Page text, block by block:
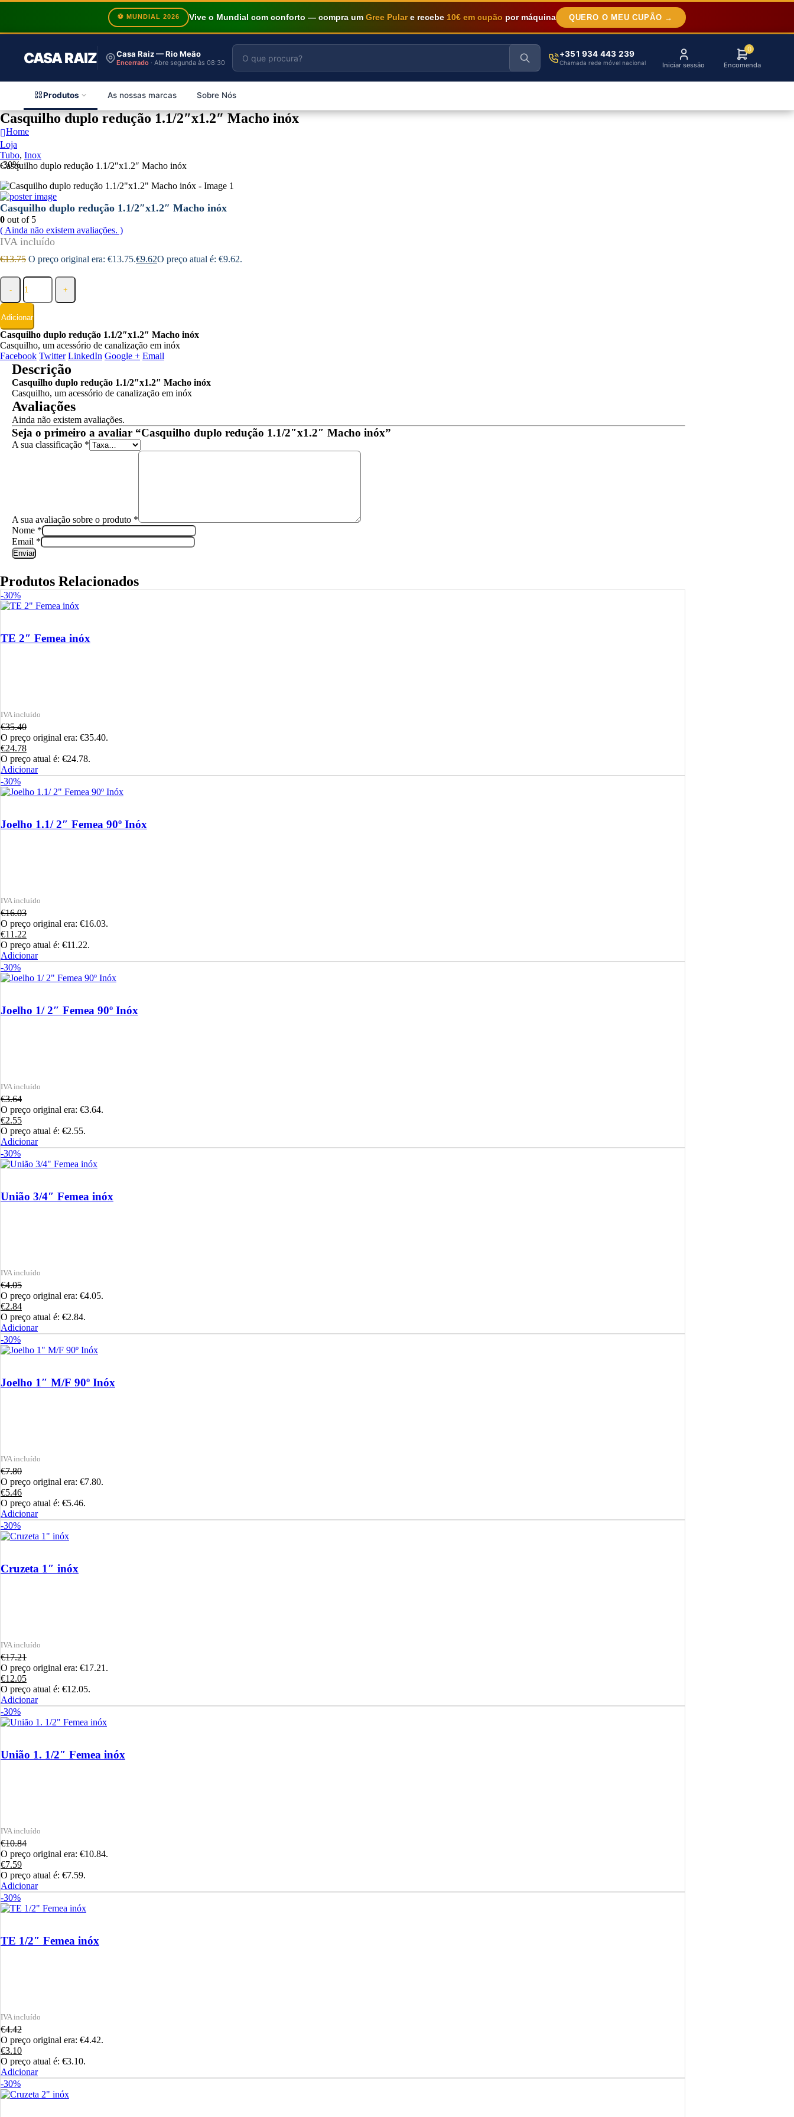
⚽ MUNDIAL 2026 Vive o Mundial com conforto — compra um Gree Pulare recebe 10€ em cupão por máquina QUERO O MEU CUPÃO →
CASA RAIZ Casa Raiz — Rio Meão
Encerrado · Abre segunda às 08:30
+351 934 443 239
Chamada rede móvel nacional Iniciar sessão
0
Encomenda
Produtos As nossas marcas Sobre Nós
Casquilho duplo redução 1.1/2″x1.2″ Macho inóx
Home
Loja
Tubo, Inox
Casquilho duplo redução 1.1/2″x1.2″ Macho inóx
-30%
Casquilho duplo redução 1.1/2″x1.2″ Macho inóx
0 out of 5
( Ainda não existem avaliações. )
€13.75 O preço original era: €13.75.€9.62O preço atual é: €9.62.
- +
Adicionar
Casquilho duplo redução 1.1/2″x1.2″ Macho inóx
Casquilho, um acessório de canalização em inóx
Facebook Twitter LinkedIn Google + Email
Descrição
Casquilho duplo redução 1.1/2″x1.2″ Macho inóx
Casquilho, um acessório de canalização em inóx
Avaliações
Ainda não existem avaliações.
Seja o primeiro a avaliar “Casquilho duplo redução 1.1/2″x1.2″ Macho inóx”
A sua classificação *
A sua avaliação sobre o produto *
Nome *
Email *
Produtos Relacionados
-30%
TE 2″ Femea inóx
€35.40
O preço original era: €35.40.
€24.78
O preço atual é: €24.78.
Adicionar
-30%
Joelho 1.1/ 2″ Femea 90º Inóx
€16.03
O preço original era: €16.03.
€11.22
O preço atual é: €11.22.
Adicionar
-30%
Joelho 1/ 2″ Femea 90º Inóx
€3.64
O preço original era: €3.64.
€2.55
O preço atual é: €2.55.
Adicionar
-30%
União 3/4″ Femea inóx
€4.05
O preço original era: €4.05.
€2.84
O preço atual é: €2.84.
Adicionar
-30%
Joelho 1″ M/F 90º Inóx
€7.80
O preço original era: €7.80.
€5.46
O preço atual é: €5.46.
Adicionar
-30%
Cruzeta 1″ inóx
€17.21
O preço original era: €17.21.
€12.05
O preço atual é: €12.05.
Adicionar
-30%
União 1. 1/2″ Femea inóx
€10.84
O preço original era: €10.84.
€7.59
O preço atual é: €7.59.
Adicionar
-30%
TE 1/2″ Femea inóx
€4.42
O preço original era: €4.42.
€3.10
O preço atual é: €3.10.
Adicionar
-30%